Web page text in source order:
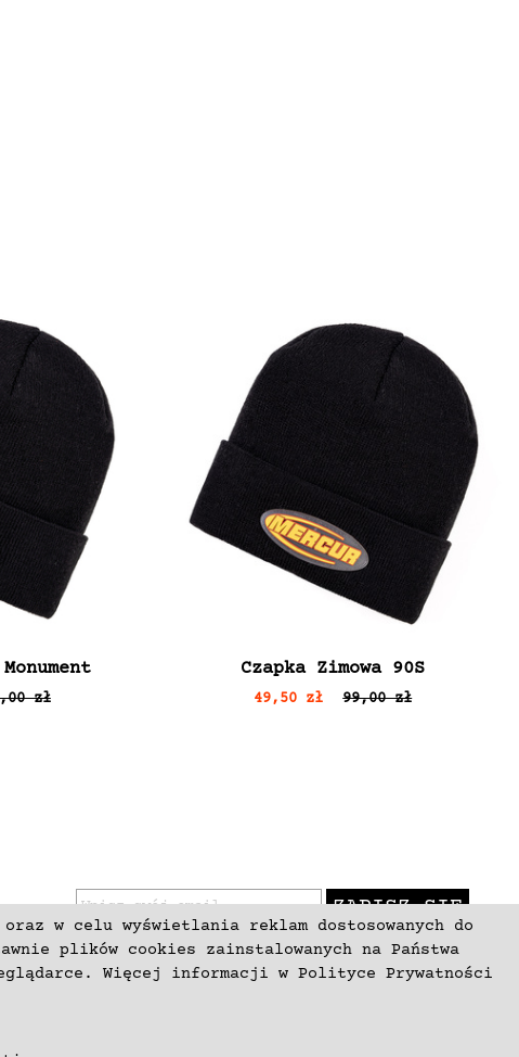
w celu wyświetlania reklam dostosowanych do
plików cookies zainstalowanych na Państwa
Więcej informacji w Polityce Prywatności
zł
Czapka Zimowa 90S
49,50 zł 99,00 zł
ZAPISZ SIĘ